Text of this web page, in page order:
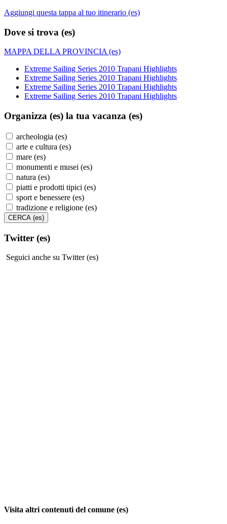
Aggiungi questa tappa al tuo itinerario (es)
Dove si trova (es)
MAPPA DELLA PROVINCIA (es)
Extreme Sailing Series 2010 Trapani Highlights
Extreme Sailing Series 2010 Trapani Highlights
Extreme Sailing Series 2010 Trapani Highlights
Extreme Sailing Series 2010 Trapani Highlights
Organizza (es) la tua vacanza (es)
archeologia (es)
arte e cultura (es)
mare (es)
monumenti e musei (es)
natura (es)
piatti e prodotti tipici (es)
sport e benessere (es)
tradizione e religione (es)
Twitter (es)
Seguici anche su Twitter (es)
Visita altri contenuti del comune (es)